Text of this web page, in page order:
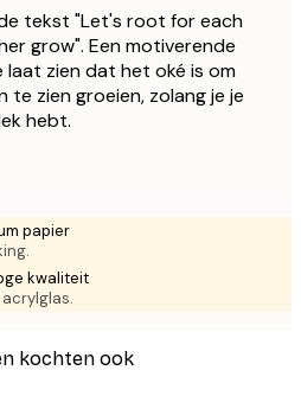
tekst "Let's root for each
grow". Een motiverende
zien dat het oké is om
te zien groeien, zolang je je
hebt.
papier
kwaliteit
kochten ook